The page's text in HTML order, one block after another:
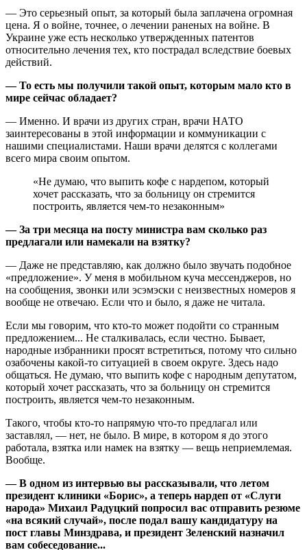
— Это серьезный опыт, за который была заплачена огромная
цена. Я о войне, точнее, о лечении раненых на войне. В
Украине уже есть несколько утвержденных патентов
относительно лечения тех, кто пострадал вследствие боевых
действий.
— То есть мы получили такой опыт, которым мало кто в
мире сейчас обладает?
— Именно. И врачи из других стран, врачи НАТО
заинтересованы в этой информации и коммуникации с
нашими специалистами. Наши врачи делятся с коллегами
всего мира своим опытом.
«Не думаю, что выпить кофе с нардепом, который
хочет рассказать, что за больницу он стремится
построить, является чем-то незаконным»
— За три месяца на посту министра вам сколько раз
предлагали или намекали на взятку?
— Даже не представляю, как должно было звучать подобное
«предложение». У меня в мобильном куча мессенджеров, но
на сообщения, звонки или эсэмэски с неизвестных номеров я
вообще не отвечаю. Если что и было, я даже не читала.
Если мы говорим, что кто-то может подойти со странным
предложением... Не сталкивалась, если честно. Бывает,
народные избранники просят встретиться, потому что сильно
озабочены какой-то ситуацией в своем округе. Здесь надо
общаться. Не думаю, что выпить кофе с народным депутатом,
который хочет рассказать, что за больницу он стремится
построить, является чем-то незаконным.
Такого, чтобы кто-то напрямую что-то предлагал или
заставлял, — нет, не было. В мире, в котором я до этого
работала, взятка или намек на взятку — вещь неприемлемая.
Вообще.
— В одном из интервью вы рассказывали, что летом
президент клиники «Борис», а теперь нардеп от «Слуги
народа» Михаил Радуцкий попросил вас отправить резюме
«на всякий случай», после подал вашу кандидатуру на
пост главы Минздрава, и президент Зеленский назначил
вам собеседование...